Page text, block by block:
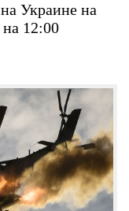
Украине на
12:00